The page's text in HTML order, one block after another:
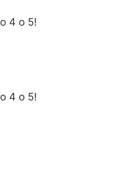
4 o 5!
4 o 5!